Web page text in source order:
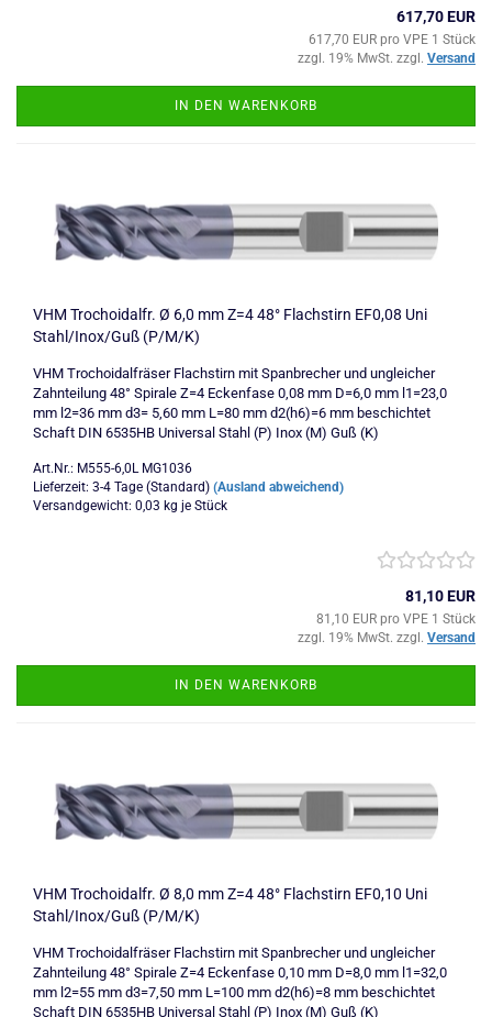
617,70 EUR
617,70 EUR pro VPE 1 Stück
zzgl. 19% MwSt. zzgl. Versand
IN DEN WARENKORB
VHM Trochoidalfr. Ø 6,0 mm Z=4 48° Flachstirn EF0,08 Uni
Stahl/Inox/Guß (P/M/K)
VHM Trochoidalfräser Flachstirn mit Spanbrecher und ungleicher
Zahnteilung 48° Spirale Z=4 Eckenfase 0,08 mm D=6,0 mm l1=23,0
mm l2=36 mm d3= 5,60 mm L=80 mm d2(h6)=6 mm beschichtet
Schaft DIN 6535HB Universal Stahl (P) Inox (M) Guß (K)
Art.Nr.: M555-6,0L MG1036
Lieferzeit: 3-4 Tage (Standard) (Ausland abweichend)
Versandgewicht: 0,03 kg je Stück
81,10 EUR
81,10 EUR pro VPE 1 Stück
zzgl. 19% MwSt. zzgl. Versand
IN DEN WARENKORB
VHM Trochoidalfr. Ø 8,0 mm Z=4 48° Flachstirn EF0,10 Uni
Stahl/Inox/Guß (P/M/K)
VHM Trochoidalfräser Flachstirn mit Spanbrecher und ungleicher
Zahnteilung 48° Spirale Z=4 Eckenfase 0,10 mm D=8,0 mm l1=32,0
mm l2=55 mm d3=7,50 mm L=100 mm d2(h6)=8 mm beschichtet
Schaft DIN 6535HB Universal Stahl (P) Inox (M) Guß (K)